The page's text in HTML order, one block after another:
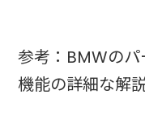
参考：BMWの
機能の詳細な解